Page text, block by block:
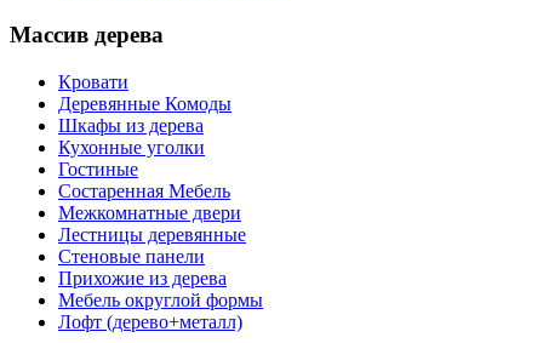
Массив дерева
Кровати
Деревянные Комоды
Шкафы из дерева
Кухонные уголки
Гостиные
Состаренная Мебель
Межкомнатные двери
Лестницы деревянные
Стеновые панели
Прихожие из дерева
Мебель округлой формы
Лофт (дерево+металл)